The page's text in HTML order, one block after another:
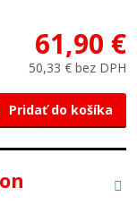
61,90 €
50,33 € bez DPH
Pridať do košíka